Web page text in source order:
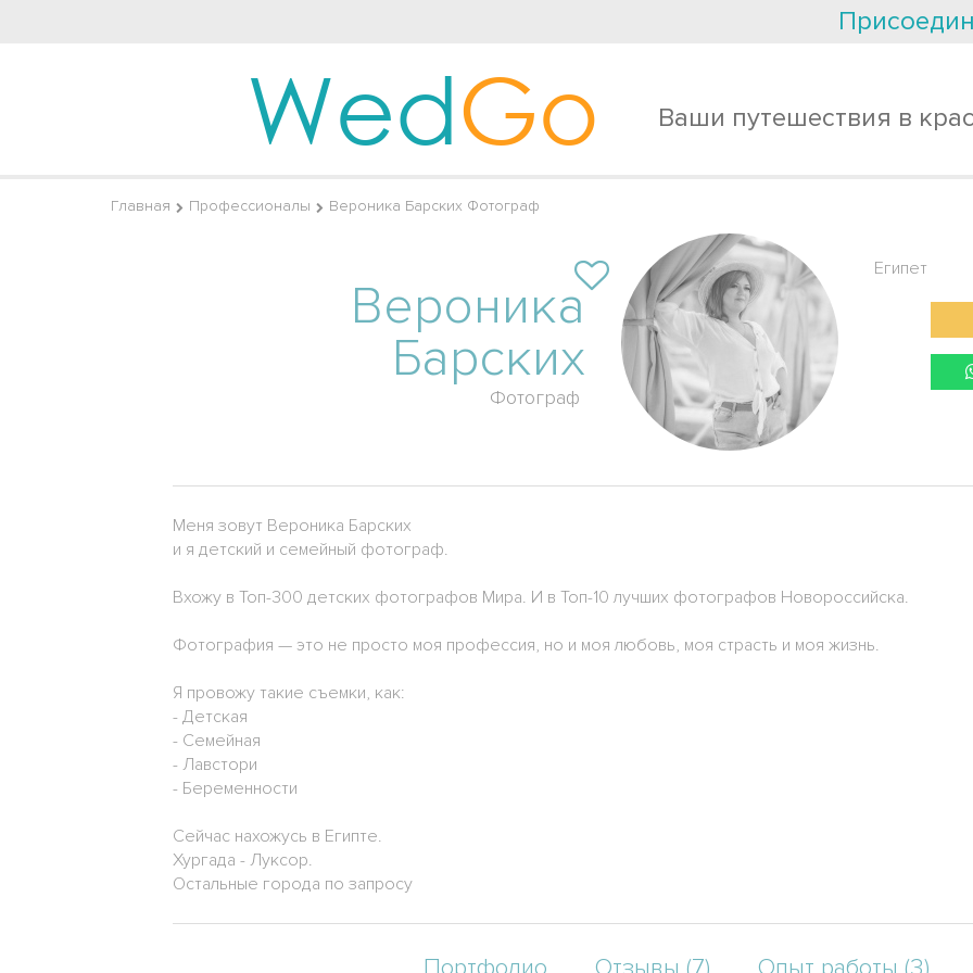
WedGo Ваши путешествия в
Главная Профессионалы Вероника Барских Фотограф
Вероника
Барских
Фотограф
Египет
Меня зовут Вероника Барских
и я детский и семейный фотограф.
Вхожу в Топ-300 детских фотографов Мира. И в Топ-10 лучших фотографов Новороссийска.
Фотография — это не просто моя профессия, но и моя любовь, моя страсть и моя жизнь.
Я провожу такие съемки, как:
- Детская
- Семейная
- Лавстори
- Беременности
Сейчас нахожусь в Египте.
Хургада - Луксор.
Остальные города по запросу